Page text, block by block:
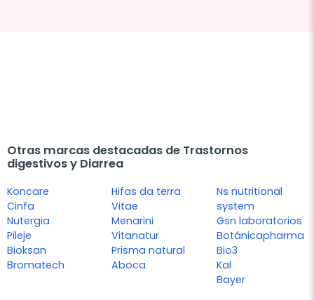
Otras marcas destacadas de Trastornos
digestivos y Diarrea
Koncare
Cinfa
Nutergia
Pileje
Bioksan
Bromatech
Hifas da terra
Vitae
Menarini
Vitanatur
Prisma natural
Aboca
Ns nutritional
system
Gsn laboratorios
Botánicapharma
Bio3
Kal
Bayer